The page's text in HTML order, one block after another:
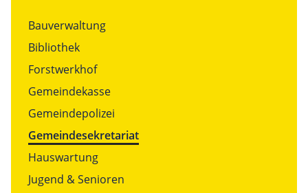
Bauverwaltung
Bibliothek
Forstwerkhof
Gemeindekasse
Gemeindepolizei
Gemeindesekretariat
Hauswartung
Jugend & Senioren